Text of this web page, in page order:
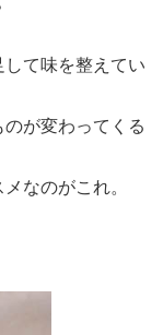
て味を整えてい
が変わってくる
なのがこれ。